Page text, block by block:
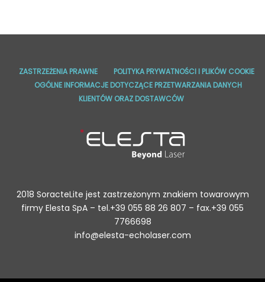
ZASTRZEŻENIA PRAWNE
POLITYKA PRYWATNOŚCI I PLIKÓW COOKIE
OGÓLNE INFORMACJE DOTYCZĄCE PRZETWARZANIA DANYCH
KLIENTÓW ORAZ DOSTAWCÓW
2018 SoracteLite jest zastrzeżonym znakiem towarowym
firmy Elesta SpA – tel.+39 055 88 26 807 – fax.+39 055
7766698
info@elesta-echolaser.com